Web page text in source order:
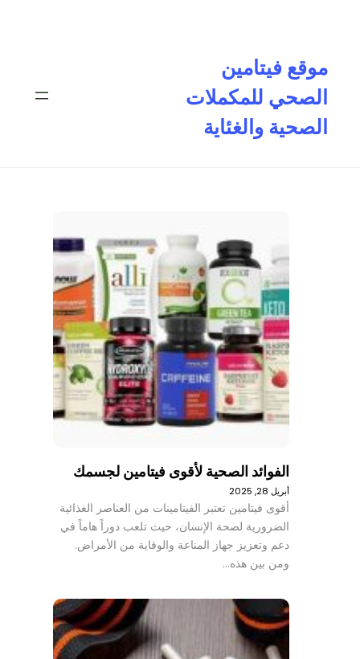
موقع فيتامين
الصحي للمكملات
الصحية والغئاية
الفوائد الصحية لأقوى فيتامين لجسمك
أبريل 28, 2025
أقوى فيتامين تعتبر الفيتامينات من العناصر الغذائية
الضرورية لصحة الإنسان، حيث تلعب دوراً هاماً في
دعم وتعزيز جهاز المناعة والوقاية من الأمراض.
ومن بين هذه…